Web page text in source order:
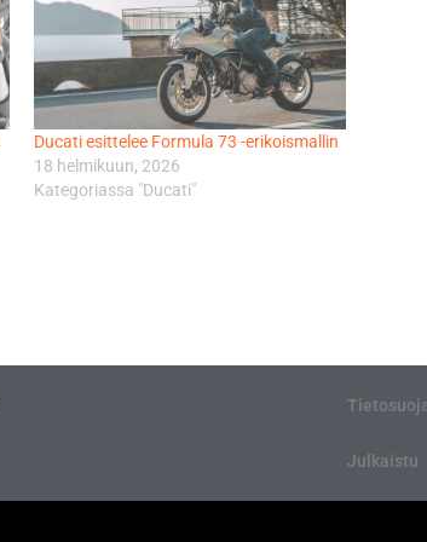
Ducati esittelee Formula 73 -erikoismallin
18 helmikuun, 2026
Kategoriassa "Ducati"
Julkaistu